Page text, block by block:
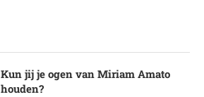
Kun jij je ogen van Miriam Amato
houden?